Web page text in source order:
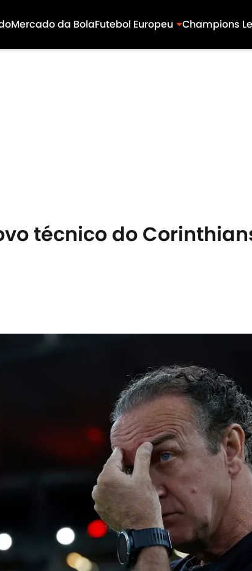
Mercado da BolaFutebol Europeu Champions
técnico do